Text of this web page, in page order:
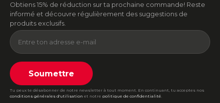
Obtiens 15% de réduction sur ta prochaine commande! Reste
informé et découvre régulièrement des suggestions de
produits exclusifs.
Soumettre
Tu peux te désabonner de notre newsletter à tout moment. En continuant, tu acceptes nos
conditions générales d'utilisation et notre politique de confidentialité.